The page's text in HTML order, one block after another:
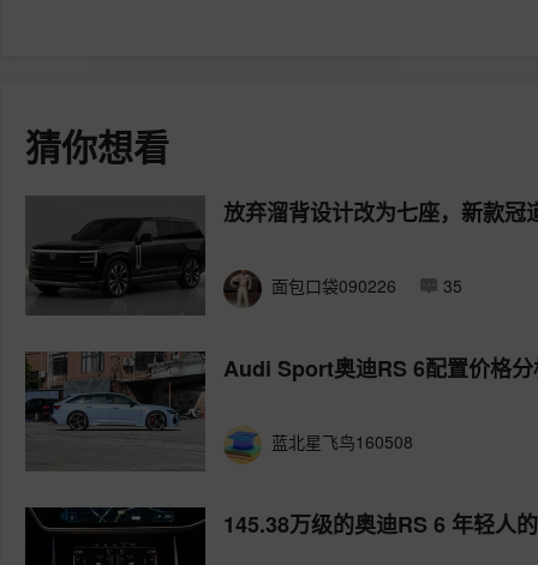
猜你想看
放弃溜背设计改为七座，新款
面包口袋090226 35
Audi Sport奥迪RS 6配置价格
蓝北星飞鸟160508
145.38万级的奥迪RS 6 年轻人